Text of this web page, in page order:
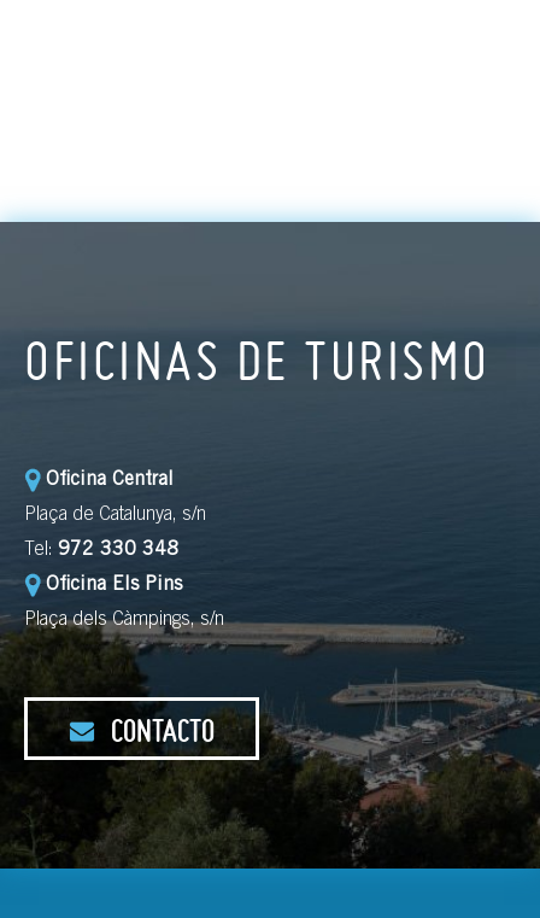
OFICINAS DE TURISMO
Oficina Central
Plaça de Catalunya, s/n
Tel: 972 330 348
Oficina Els Pins
Plaça dels Càmpings, s/n
CONTACTO